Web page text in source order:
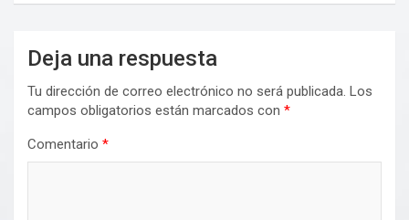
Deja una respuesta
Tu dirección de correo electrónico no será publicada. Los
campos obligatorios están marcados con *
Comentario *